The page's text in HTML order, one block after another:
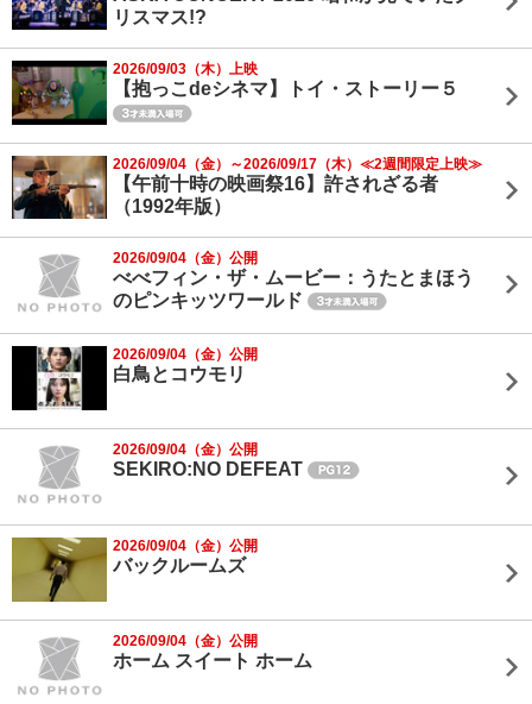
リスマス!?
2026/09/03（木）上映
【抱っこdeシネマ】トイ・ストーリー５
2026/09/04（金）～2026/09/17（木）≪2週間限定上映≫
【午前十時の映画祭16】許されざる者
（1992年版）
2026/09/04（金）公開
べべフィン・ザ・ムービー：うたとまほう
のピンキッツワールド
2026/09/04（金）公開
白鳥とコウモリ
2026/09/04（金）公開
SEKIRO:NO DEFEAT
2026/09/04（金）公開
バックルームズ
2026/09/04（金）公開
ホーム スイート ホーム